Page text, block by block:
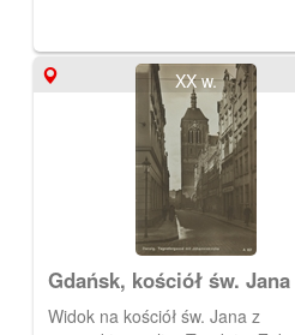
XX w.
Gdańsk, kościół św. Jana
Widok na kościół św. Jana z